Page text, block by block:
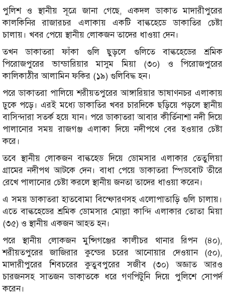
পুলিশ ও স্থানীয় সূত্রে জানা গেছে, একদল ডাকাত মাদারীপুরের
কালকিনির রাজারচর এলাকায় একটি বাল্কহেডে ডাকাতির চেষ্টা
চালায়। খবর পেয়ে স্থানীয় লোকজন তাদের ধাওয়া দেন।
তখন ডাকাতরা ফাঁকা গুলি ছুড়লে গুলিতে বাল্কহেডের শ্রমিক
পিরোজপুরের ভান্ডারিয়ার মাসুম মিয়া (৩০) ও পিরোজপুরের
কালিকাঠীর আলামিন ফকির (১৯) গুলিবিদ্ধ হন।
পরে ডাকাতরা পালিয়ে শরীয়তপুরের আঙ্গারিয়ার ভাষাণনচর এলাকায়
ঢুকে পড়ে। এরই মধ্যে ডাকাতির খবর চারদিকে ছড়িয়ে পড়লে স্থানীয়
বাসিন্দারা সতর্ক হয়ে যান। পরে ডাকাতরা আবার কীর্তিনাশা নদী দিয়ে
পালানোর সময় রাজগঞ্জ এলাকা দিয়ে নদীপথে বের হওয়ার চেষ্টা
করে।
তবে স্থানীয় লোকজন বাল্কহেড দিয়ে ডোমসার এলাকার তেতুলিয়া
গ্রামের নদীপথ আটকে দেন। বাধা পেয়ে ডাকাতরা স্পিডবোট তীরে
রেখে পালানোর চেষ্টা করলে স্থানীয় জনতা তাদের ধাওয়া করেন।
এ সময় ডাকাতরা হাতবোমা বিস্ফোরণসহ এলোপাতাড়ি গুলি চালায়।
এতে বাল্কহেডের শ্রমিক ডোমসার মোল্লা কান্দি এলাকার তোতা মিয়া
(৩৫) ও স্থানীয় একজন আহত হন।
পরে স্থানীয় লোকজন মুন্সিগঞ্জের কালীচর থানার রিপন (৪০),
শরীয়তপুরের জাজিরার কুন্ডের চরের আনোয়ার দেওয়ান (৫০),
মাদারীপুরের শিবচরের কুতুবপুরের সজীব (৩০) অজ্ঞাত আরও
চারজনসহ সাতজন ডাকাতকে ধরে গণপিটুনি দিয়ে পুলিশে সোপর্দ
করেন।